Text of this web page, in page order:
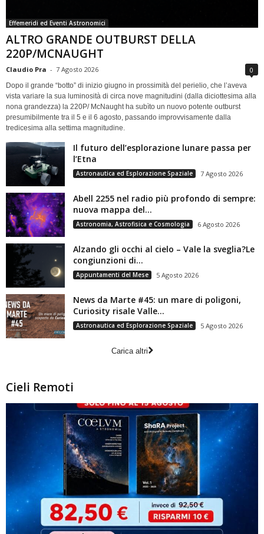
Effemeridi ed Eventi Astronomici
ALTRO GRANDE OUTBURST DELLA
220P/MCNAUGHT
Claudio Pra - 7 Agosto 2026 0
Dopo il grande “botto” di inizio giugno in prossimità del perielio, che l’aveva
vista variare la sua luminosità di circa nove magnitudini (dalla diciottesima alla
nona grandezza) la 220P/ McNaught ha subìto un nuovo potente outburst
presumibilmente tra il 5 e il 6 agosto, passando improvvisamente dalla
tredicesima alla settima magnitudine.
Il futuro dell’esplorazione lunare passa per
l’Etna
Astronautica ed Esplorazione Spaziale 7 Agosto 2026
Abell 2255 nel radio più profondo di sempre:
nuova mappa del...
Astronomia, Astrofisica e Cosmologia 6 Agosto 2026
Alzando gli occhi al cielo – Vale la sveglia?Le
congiunzioni di...
Appuntamenti del Mese 5 Agosto 2026
News da Marte #45: un mare di poligoni,
Curiosity risale Valle...
Astronautica ed Esplorazione Spaziale 5 Agosto 2026
Carica altri
Cieli Remoti